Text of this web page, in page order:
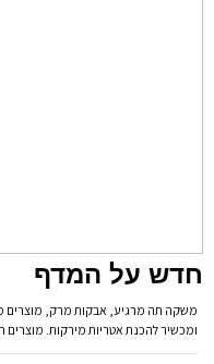
חדש על המדף
משקה תה מרגיע, אבקות מרק, מוצרים
ומכשיר להכנת אטריות מירקות.